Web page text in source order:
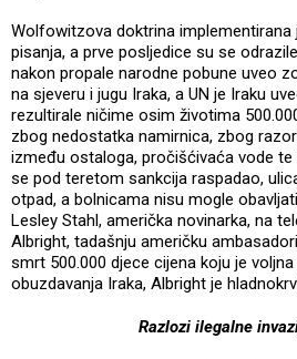
Wolfowitzova doktrina implementirana
pisanja, a prve posljedice su se
nakon propale narodne pobune uveo
na sjeveru i jugu Iraka, a UN je Iraku
rezultirale ničime osim životima
zbog nedostatka namirnica, zbog
između ostaloga, pročišćivaća vode
se pod teretom sankcija raspadao,
otpad, a bolnicama nisu mogle
Lesley Stahl, američka novinarka, na
Albright, tadašnju američku
smrt 500.000 djece cijena koju je
obuzdavanja Iraka, Albright je
Razlozi ilegalne